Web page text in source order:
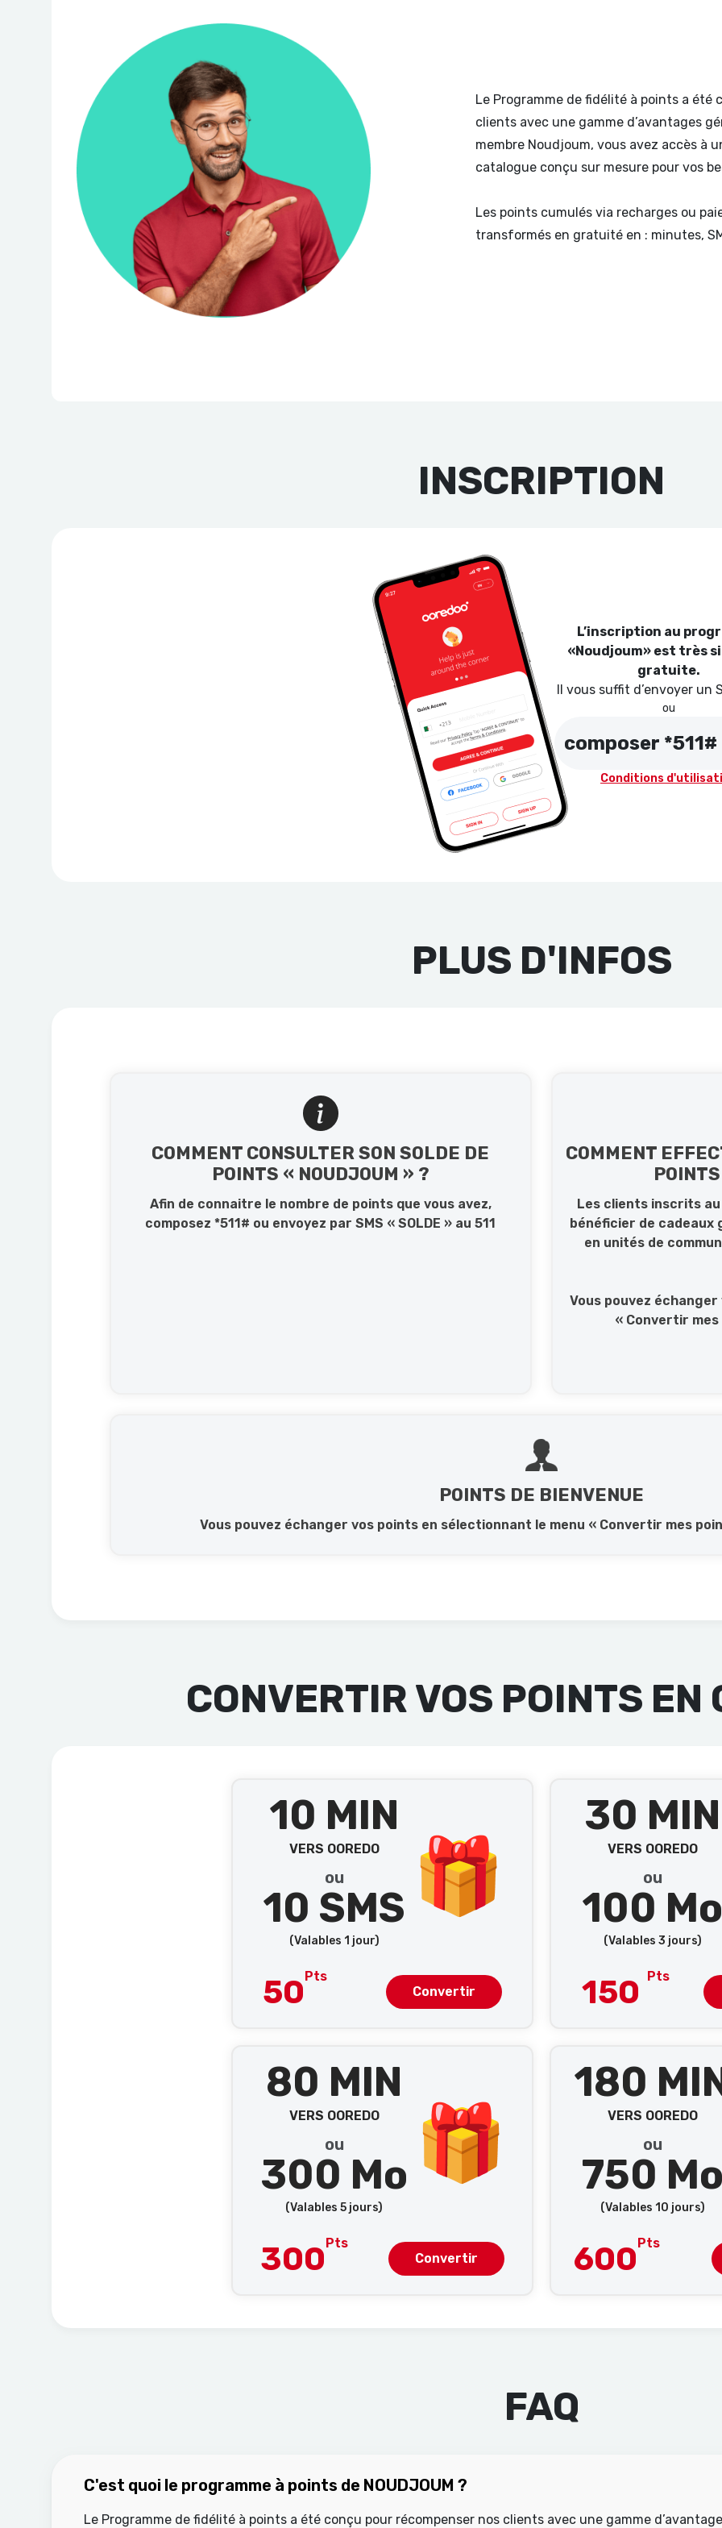
Le Programme de fidélité à points a été
clients avec une gamme d’avantages
membre Noudjoum, vous avez accès à
catalogue conçu sur mesure pour vos
Les points cumulés via recharges ou
transformés en gratuité en : minutes,
INSCRIPTION
L’inscription au
«Noudjoum» est très
gratuite.
Il vous suffit d’envoyer un
ou
composer *511#
Conditions
PLUS D'INFOS
COMMENT CONSULTER SON SOLDE DE
POINTS « NOUDJOUM » ?
Afin de connaitre le nombre de points que vous avez,
composez *511# ou envoyez par SMS « SOLDE » au 511
COMMENT
Les clients inscrits
bénéficier de
en unités de
Vous pouvez
« Convertir
POINTS DE BIENVENUE
Vous pouvez échanger vos points en sélectionnant le menu « Convertir mes
CONVERTIR VOS POINTS EN
10 MIN
VERS OOREDO
ou
10 SMS
(Valables 1 jour)
50Pts
Convertir
30 MIN
VERS OOREDO
ou
100 Mo
(Valables 3 jours)
150 Pts
80 MIN
VERS OOREDO
ou
300 Mo
(Valables 5 jours)
300Pts
Convertir
180
VERS OOREDO
ou
750
(Valables 10 jours)
600Pts
FAQ
C'est quoi le programme à points de NOUDJOUM ?
Le Programme de fidélité à points a été conçu pour récompenser nos clients avec une gamme